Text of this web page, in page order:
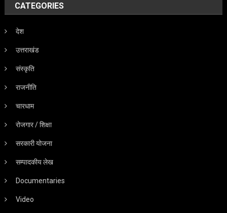
CATEGORIES
देश
उत्तराखंड
संस्कृति
राजनीति
चारधाम
रोजगार / शिक्षा
सरकारी योजना
सम्पादकीय लेख
Documentaries
Video